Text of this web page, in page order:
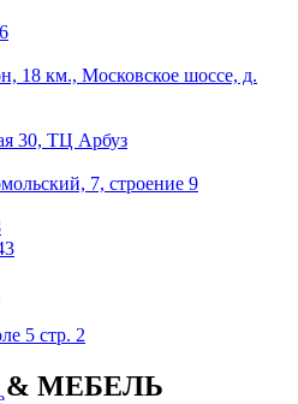
18 км., Московское шоссе, д.
30, ТЦ Арбуз
7, строение 9
5 стр. 2
& МЕБЕЛЬ